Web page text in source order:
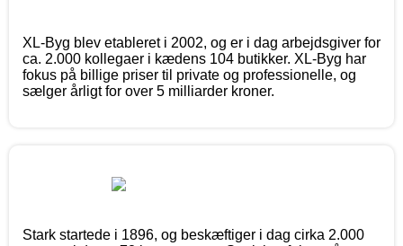
XL-Byg blev etableret i 2002, og er i dag arbejdsgiver for
ca. 2.000 kollegaer i kædens 104 butikker. XL-Byg har
fokus på billige priser til private og professionelle, og
sælger årligt for over 5 milliarder kroner.
Stark startede i 1896, og beskæftiger i dag cirka 2.000